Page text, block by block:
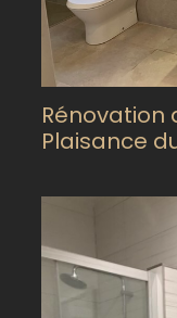
Rénovation
Plaisance